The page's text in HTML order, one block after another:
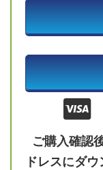
ご購入確認
ドレスにダ